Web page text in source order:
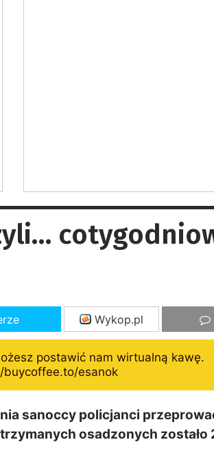
Wykop.pl
postawić nam wirtualną kawę.
buycoffee.to/esanok
sanoccy policjanci
osadzonych zostało